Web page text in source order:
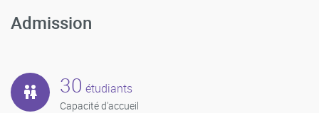
Admission
30 étudiants
Capacité d'accueil